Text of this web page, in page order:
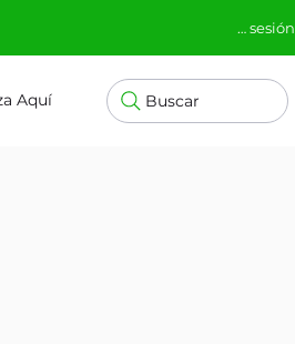
Aquí Buscar
Iniciar sesión